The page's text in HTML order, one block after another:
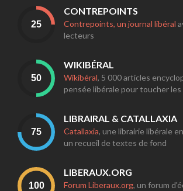
CONTREPOINTS
Contrepoints, un journal libéral
lecteurs
WIKIBÉRAL
Wikibéral, 5 000 articles
pensée libérale pour toucher
LIBRAIRAL & CATALLAXIA
Catallaxia, une librairie libérale
un recueil de textes de fond
LIBERAUX.ORG
Forum Liberaux.org, un forum